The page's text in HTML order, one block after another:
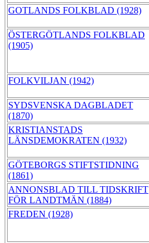
GOTLANDS FOLKBLAD (1928)
ÖSTERGÖTLANDS FOLKBLAD
(1905)
FOLKVILJAN (1942)
SYDSVENSKA DAGBLADET
(1870)
KRISTIANSTADS
LÄNSDEMOKRATEN (1932)
GÖTEBORGS STIFTSTIDNING
(1861)
ANNONSBLAD TILL TIDSKRIFT
FÖR LANDTMÄN (1884)
FREDEN (1928)